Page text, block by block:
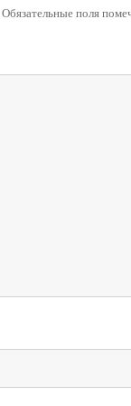
Обязательные поля